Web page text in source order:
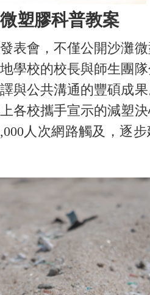
塑膠科普教案
表會，不僅公開沙灘
學校的校長與師生團
與公共溝通的豐碩成
各校攜手宣示的減塑
人次網路觸及，逐